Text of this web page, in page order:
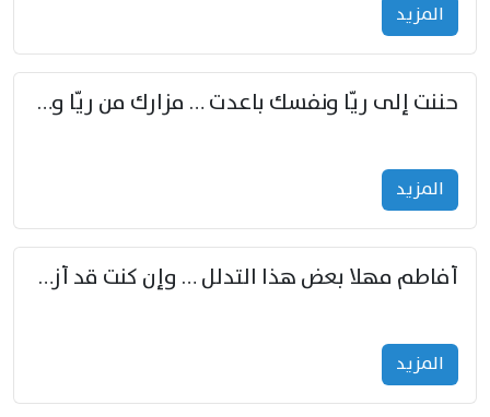
المزید
حننت إلى ريّا ونفسك باعدت … مزارك من ريّا وشعباكما معا
المزید
أفاطم مهلا بعض هذا التدلل … وإن كنت قد أزمعت صرمي فأجملي
المزید